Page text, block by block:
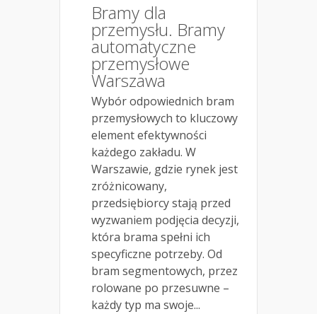
Bramy dla
przemysłu. Bramy
automatyczne
przemysłowe
Warszawa
Wybór odpowiednich bram
przemysłowych to kluczowy
element efektywności
każdego zakładu. W
Warszawie, gdzie rynek jest
zróżnicowany,
przedsiębiorcy stają przed
wyzwaniem podjęcia decyzji,
która brama spełni ich
specyficzne potrzeby. Od
bram segmentowych, przez
rolowane po przesuwne –
każdy typ ma swoje...